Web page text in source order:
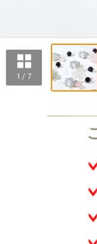
1 / 7